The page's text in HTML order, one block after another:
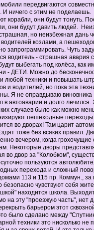
передвигаются
И ничего с этим не
корабли, они будут тонуть.
они будут давить людей.
но неизбежная дань
козлами, а
запрограммировать. Чуть
водитель - страшная авария с
выбегать под колёса, как
- ДЕТИ. Можно до
любой техники и повышать
и водителей, но пока эта
Я не оправдываю виновника
автоаварии и долго лечился.
случаев было как можно
пешеходные
во дворах! Там царит
тоже без всяких правил.
вечером, когда
Некоторые дворы
во двор за "Колобком",
пользуются
перехода и сложный
113 и 115 пр. Коммун., за
чувствуют себя
находится школа.
на эту "проезжую часть", нет
барьером этот
было сделано между
техники это нисколько не